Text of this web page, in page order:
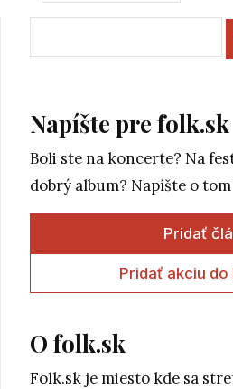
Napíšte pre folk.sk
Boli ste na koncerte? Na
dobrý album? Napíšte o
Pridať
Pridať akciu do
O folk.sk
Folk.sk je miesto kde sa